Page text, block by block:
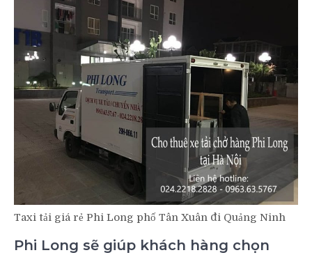
Taxi tải giá rẻ Phi Long phố Tân Xuân đi Quảng Ninh
Phi Long sẽ giúp khách hàng chọn